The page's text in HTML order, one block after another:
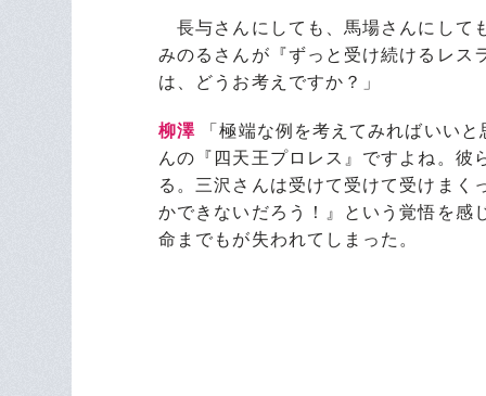
長与さんにしても、馬場さんにして
みのるさんが『ずっと受け続けるレス
は、どうお考えですか？」
柳澤 「極端な例を考えてみればいい
んの『四天王プロレス』ですよね。彼
る。三沢さんは受けて受けて受けま
かできないだろう！』という覚悟を感
命までもが失われてしまった。